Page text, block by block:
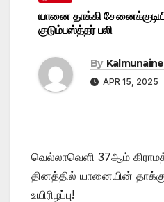
யானை தாக்கி
குடும்பஸ்த்தர் பலி
By
APR 15, 2025
வெல்லாவெளி 37ஆம்
தினத்தில் யானையின்
உயிரிழப்பு!